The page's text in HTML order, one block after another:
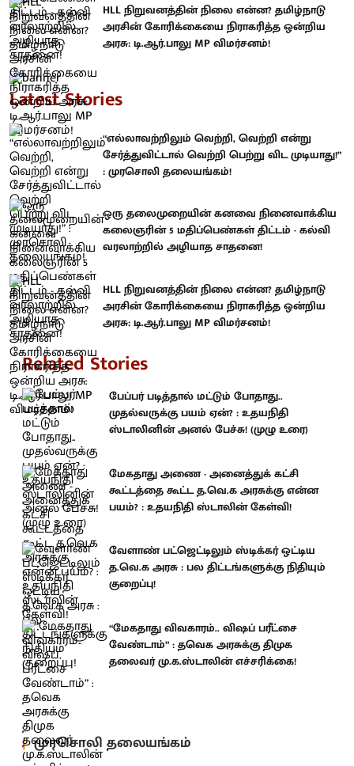
HLL நிறுவனத்தின் நிலை என்ன? தமிழ்நாடு
அரசின் கோரிக்கையை நிராகரித்த ஒன்றிய
அரசு: டி.ஆர்.பாலு MP விமர்சனம்!
Latest Stories
“எல்லாவற்றிலும் வெற்றி, வெற்றி என்று
சேர்த்துவிட்டால் வெற்றி பெற்று விட முடியாது!”
: முரசொலி தலையங்கம்!
ஒரு தலைமுறையின் கனவை நினைவாக்கிய
கலைஞரின் 5 மதிப்பெண்கள் திட்டம் - கல்வி
வரலாற்றில் அழியாத சாதனை!
HLL நிறுவனத்தின் நிலை என்ன? தமிழ்நாடு
அரசின் கோரிக்கையை நிராகரித்த ஒன்றிய
அரசு: டி.ஆர்.பாலு MP விமர்சனம்!
Related Stories
பேப்பர் படித்தால் மட்டும் போதாது..
முதல்வருக்கு பயம் ஏன்? : உதயநிதி
ஸ்டாலினின் அனல் பேச்சு! (முழு உரை)
மேகதாது அணை - அனைத்துக் கட்சி
கூட்டத்தை கூட்ட த.வெ.க அரசுக்கு என்ன
பயம்? : உதயநிதி ஸ்டாலின் கேள்வி!
வேளாண் பட்ஜெட்டிலும் ஸ்டிக்கர் ஒட்டிய
த.வெ.க அரசு : பல திட்டங்களுக்கு நிதியும்
குறைப்பு!
“மேகதாது விவகாரம்.. விஷப் பரீட்சை
வேண்டாம்” : தவெக அரசுக்கு திமுக
தலைவர் மு.க.ஸ்டாலின் எச்சரிக்கை!
முரசொலி தலையங்கம்